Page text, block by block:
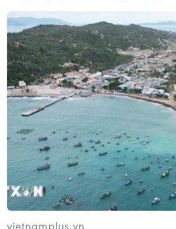
vietnamplus.vn